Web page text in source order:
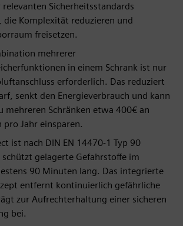
Sicherheitsstandards
die Komplexität reduzieren und
freisetzen.
mehrerer
in einem Schrank ist nur
erforderlich. Das reduziert
senkt den Energieverbrauch und kann
mehreren Schränken etwa 400€ an
pro Jahr einsparen.
ist nach DIN EN 14470-1 Typ 90
gelagerte Gefahrstoffe im
90 Minuten lang. Das integrierte
entfernt kontinuierlich gefährliche
zur Aufrechterhaltung einer sicheren
bei.